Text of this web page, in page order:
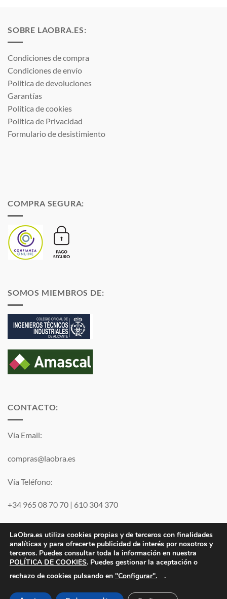
SOBRE LAOBRA.ES:
Condiciones de compra
Condiciones de envío
Política de devoluciones
Garantías
Política de cookies
Política de Privacidad
Formulario de desistimiento
COMPRA SEGURA:
SOMOS MIEMBROS DE:
CONTACTO:
Vía Email:
compras@laobra.es
Vía Teléfono:
+34 965 08 70 70 | 610 304 370
Visa PayPal MasterCard
Electro JJ San Juan, S.L. | B53077459 | Inscrita en el Registro
Mercantil de Alicante Tomo 1869. Folio 132 Hoja A-35683.
LaObra.es utiliza cookies propias y de terceros con finalidades
analíticas y para ofrecerte publicidad de interés por nosotros y
terceros. Puedes consultar toda la información en nuestra
POLÍTICA DE COOKIES. Puedes gestionar la aceptación o
rechazo de cookies pulsando en "Configurar". .